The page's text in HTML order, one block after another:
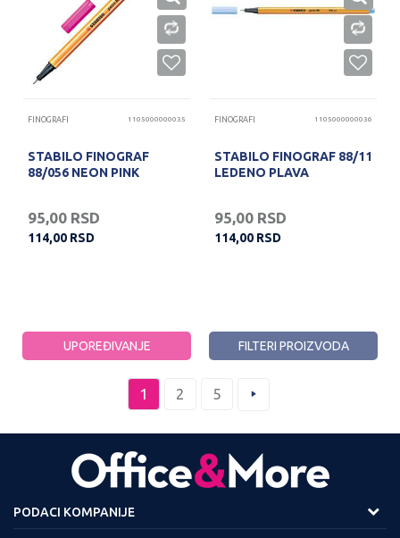
FINOGRAFI 1105000000035
STABILO FINOGRAF
88/056 NEON PINK
95,00 RSD
114,00 RSD
FINOGRAFI 1105000000036
STABILO FINOGRAF 88/11
LEDENO PLAVA
95,00 RSD
114,00 RSD
UPOREĐIVANJE FILTERI PROIZVODA
1 2 5
PODACI KOMPANIJE